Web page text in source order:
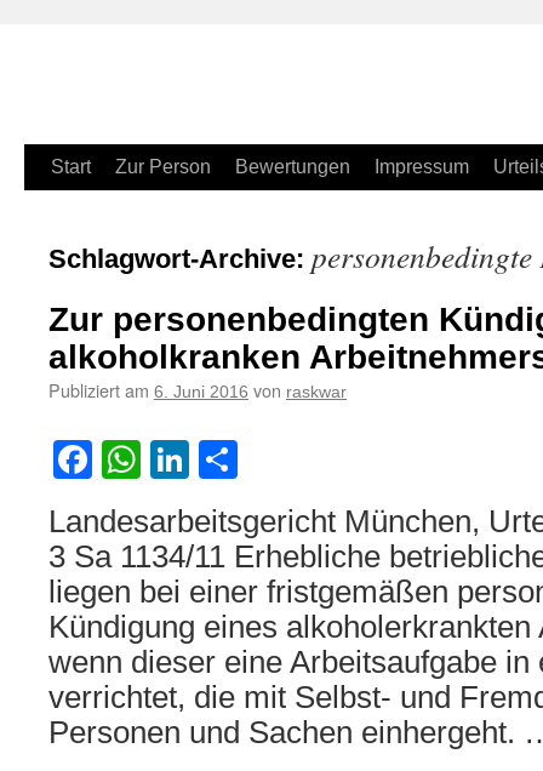
Zum
springen
Start Zur Person Bewertungen Impressum
Schlagwort-Archive:
Zur personenbedingten
alkoholkranken
Publiziert am 6. Juni 2016 von raskwar
Facebook
WhatsApp
LinkedIn
Landesarbeitsgericht München,
3 Sa 1134/11 Erhebliche
liegen bei einer fristgemäßen
Kündigung eines
wenn dieser eine Arbeitsaufgabe
verrichtet, die mit Selbst- und
Personen und Sachen